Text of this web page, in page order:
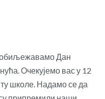
обиљежавамо Дан
Очекујемо вас у 12
школе. Надамо се да